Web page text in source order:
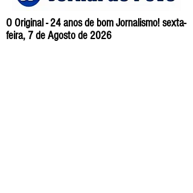
O Original - 24 anos de bom Jornalismo! sexta-
feira, 7 de Agosto de 2026